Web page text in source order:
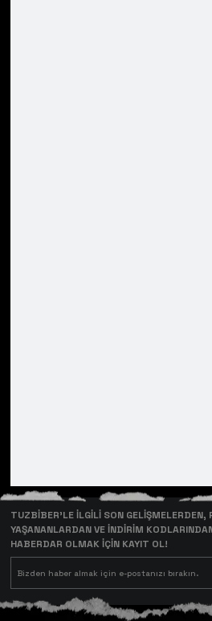
TUZBİBER’LE İLGİLİ SON GELİŞMELERDEN,
YAŞANANLARDAN VE İNDİRİM
HABERDAR OLMAK İÇİN KAYIT OL!